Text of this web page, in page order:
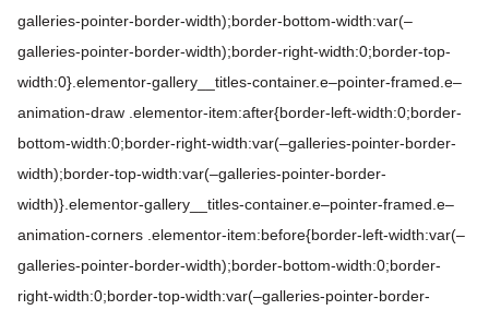
galleries-pointer-border-width);border-bottom-width:var(–
galleries-pointer-border-width);border-right-width:0;border-top-
width:0}.elementor-gallery__titles-container.e–pointer-framed.e–
animation-draw .elementor-item:after{border-left-width:0;border-
bottom-width:0;border-right-width:var(–galleries-pointer-border-
width);border-top-width:var(–galleries-pointer-border-
width)}.elementor-gallery__titles-container.e–pointer-framed.e–
animation-corners .elementor-item:before{border-left-width:var(–
galleries-pointer-border-width);border-bottom-width:0;border-
right-width:0;border-top-width:var(–galleries-pointer-border-